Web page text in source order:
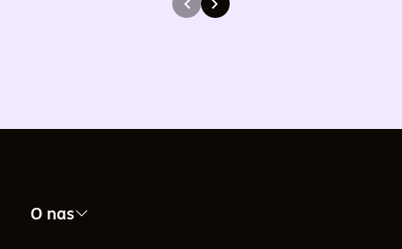
dotyczącego wiarygodności ekonomicznej
O nas